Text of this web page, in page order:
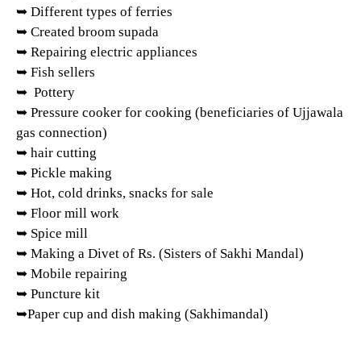
➥ Different types of ferries
➥ Created broom supada
➥ Repairing electric appliances
➥ Fish sellers
➥ Pottery
➥ Pressure cooker for cooking (beneficiaries of Ujjawala
gas connection)
➥ hair cutting
➥ Pickle making
➥ Hot, cold drinks, snacks for sale
➥ Floor mill work
➥ Spice mill
➥ Making a Divet of Rs. (Sisters of Sakhi Mandal)
➥ Mobile repairing
➥ Puncture kit
➥Paper cup and dish making (Sakhimandal)